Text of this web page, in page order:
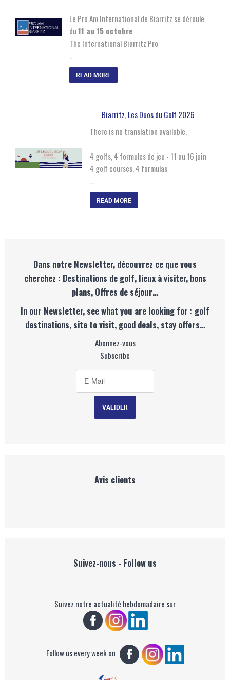
Le Pro Am International de Biarritz se déroule
du11 au 15 octobre .
The International Biarritz Pro
…
READ MORE
Biarritz, Les Duos du Golf 2026
There is no translation available.
4 golfs, 4 formules de jeu - 11 au 16 juin
4 golf courses, 4 formulas
…
READ MORE
Dans notre Newsletter, découvrez ce que vous
cherchez : Destinations de golf, lieux à visiter, bons
plans, Offres de séjour…
In our Newsletter, see what you are looking for : golf
destinations, site to visit, good deals, stay offers…
Abonnez-vous
Subscribe
Avis clients
Suivez-nous - Follow us
Suivez notre actualité hebdomadaire sur
Follow us every week on